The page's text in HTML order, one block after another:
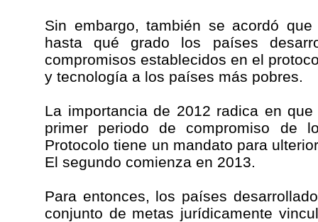
Sin embargo, también se acordó
hasta qué grado los países
compromisos establecidos en el
y tecnología a los países más pobres.
La importancia de 2012 radica en
primer periodo de compromiso de
Protocolo tiene un mandato para
El segundo comienza en 2013.
Para entonces, los países
conjunto de metas jurídicamente